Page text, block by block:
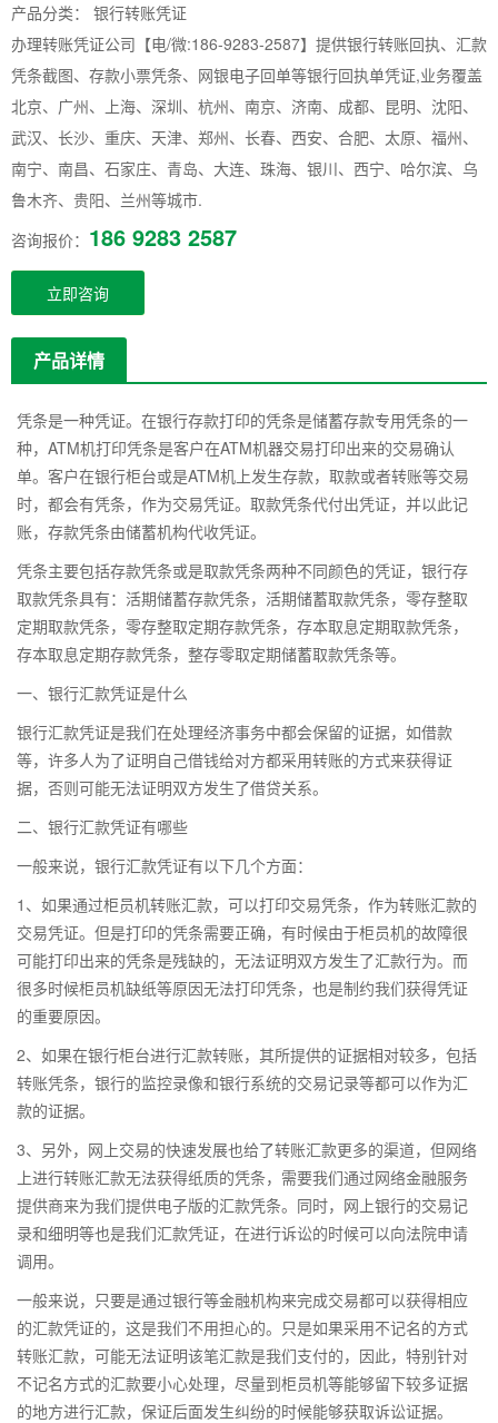
产品分类： 银行转账凭证
办理转账凭证公司【电/微:186-9283-2587】提供银行转账回执、汇款
凭条截图、存款小票凭条、网银电子回单等银行回执单凭证,业务覆盖
北京、广州、上海、深圳、杭州、南京、济南、成都、昆明、沈阳、
武汉、长沙、重庆、天津、郑州、长春、西安、合肥、太原、福州、
南宁、南昌、石家庄、青岛、大连、珠海、银川、西宁、哈尔滨、乌
鲁木齐、贵阳、兰州等城市.
咨询报价： 186 9283 2587
立即咨询
产品详情
凭条是一种凭证。在银行存款打印的凭条是储蓄存款专用凭条的一
种，ATM机打印凭条是客户在ATM机器交易打印出来的交易确认
单。客户在银行柜台或是ATM机上发生存款，取款或者转账等交易
时，都会有凭条，作为交易凭证。取款凭条代付出凭证，并以此记
账，存款凭条由储蓄机构代收凭证。
凭条主要包括存款凭条或是取款凭条两种不同颜色的凭证，银行存
取款凭条具有：活期储蓄存款凭条，活期储蓄取款凭条，零存整取
定期取款凭条，零存整取定期存款凭条，存本取息定期取款凭条，
存本取息定期存款凭条，整存零取定期储蓄取款凭条等。
一、银行汇款凭证是什么
银行汇款凭证是我们在处理经济事务中都会保留的证据，如借款
等，许多人为了证明自己借钱给对方都采用转账的方式来获得证
据，否则可能无法证明双方发生了借贷关系。
二、银行汇款凭证有哪些
一般来说，银行汇款凭证有以下几个方面：
1、如果通过柜员机转账汇款，可以打印交易凭条，作为转账汇款的
交易凭证。但是打印的凭条需要正确，有时候由于柜员机的故障很
可能打印出来的凭条是残缺的，无法证明双方发生了汇款行为。而
很多时候柜员机缺纸等原因无法打印凭条，也是制约我们获得凭证
的重要原因。
2、如果在银行柜台进行汇款转账，其所提供的证据相对较多，包括
转账凭条，银行的监控录像和银行系统的交易记录等都可以作为汇
款的证据。
3、另外，网上交易的快速发展也给了转账汇款更多的渠道，但网络
上进行转账汇款无法获得纸质的凭条，需要我们通过网络金融服务
提供商来为我们提供电子版的汇款凭条。同时，网上银行的交易记
录和细明等也是我们汇款凭证，在进行诉讼的时候可以向法院申请
调用。
一般来说，只要是通过银行等金融机构来完成交易都可以获得相应
的汇款凭证的，这是我们不用担心的。只是如果采用不记名的方式
转账汇款，可能无法证明该笔汇款是我们支付的，因此，特别针对
不记名方式的汇款要小心处理，尽量到柜员机等能够留下较多证据
的地方进行汇款，保证后面发生纠纷的时候能够获取诉讼证据。